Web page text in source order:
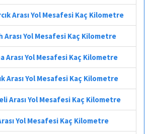
Arası Yol Mesafesi Kaç Kilometre
Arası Yol Mesafesi Kaç Kilometre
Arası Yol Mesafesi Kaç Kilometre
Arası Yol Mesafesi Kaç Kilometre
Arası Yol Mesafesi Kaç Kilometre
Yol Mesafesi Kaç Kilometre